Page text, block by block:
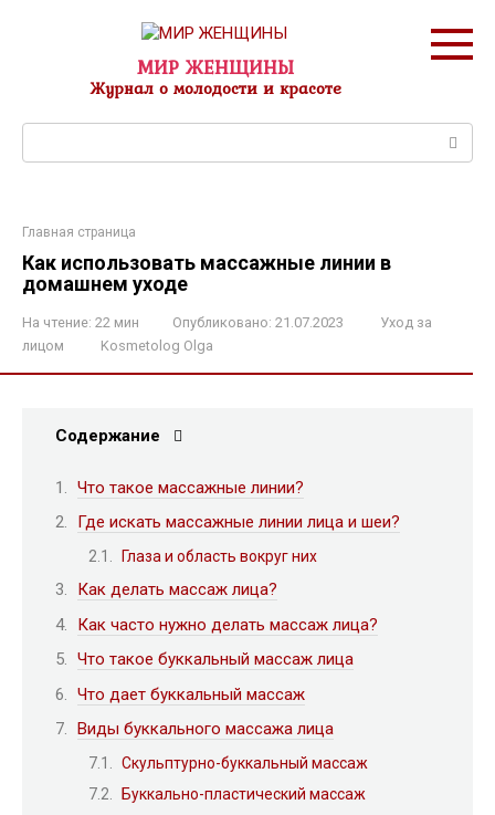
МИР ЖЕНЩИНЫ
Журнал о молодости и красоте
Главная страница
Как использовать массажные линии в
домашнем уходе
На чтение: 22 мин Опубликовано: 21.07.2023
Уход за
лицом
Kosmetolog Olga
Содержание
Что такое массажные линии?
Где искать массажные линии лица и шеи?
Глаза и область вокруг них
Как делать массаж лица?
Как часто нужно делать массаж лица?
Что такое буккальный массаж лица
Что дает буккальный массаж
Виды буккального массажа лица
Скульптурно-буккальный массаж
Буккально-пластический массаж